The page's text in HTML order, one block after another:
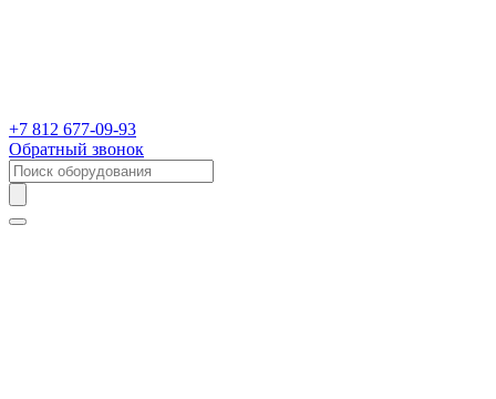
+7 812 677-09-93
Обратный звонок